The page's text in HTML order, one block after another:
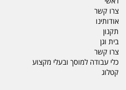
צרו קשר
אודותינו
תקנון
בית וגן
צרו קשר
כלי עבודה למוסך ובעלי מקצוע
קטלוג